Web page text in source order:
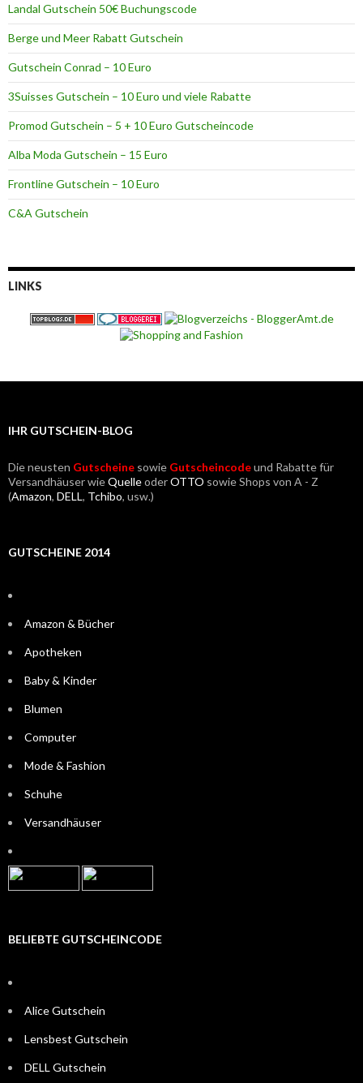
Landal Gutschein 50€ Buchungscode
Berge und Meer Rabatt Gutschein
Gutschein Conrad – 10 Euro
3Suisses Gutschein – 10 Euro und viele Rabatte
Promod Gutschein – 5 + 10 Euro Gutscheincode
Alba Moda Gutschein – 15 Euro
Frontline Gutschein – 10 Euro
C&A Gutschein
LINKS
IHR GUTSCHEIN-BLOG
Die neusten Gutscheine sowie Gutscheincodeund Rabatte für
Versandhäuser wieQuelleoderOTTO sowie Shops von A - Z
(Amazon, DELL, Tchibo, usw.)
GUTSCHEINE 2014
Amazon & Bücher
Apotheken
Baby & Kinder
Blumen
Computer
Mode & Fashion
Schuhe
Versandhäuser
BELIEBTE GUTSCHEINCODE
Alice Gutschein
Lensbest Gutschein
DELL Gutschein